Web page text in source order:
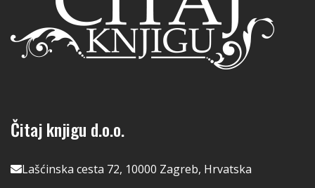
Čitaj knjigu d.o.o.
Lašćinska cesta 72, 10000 Zagreb, Hrvatska